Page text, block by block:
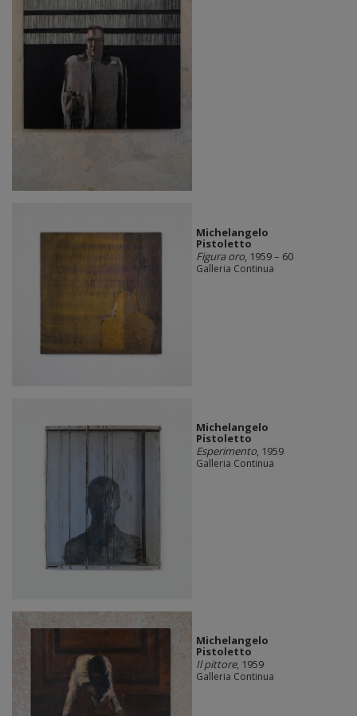
Michelangelo
Pistoletto
Figura oro, 1959 – 60
Galleria Continua
Michelangelo
Pistoletto
Esperimento, 1959
Galleria Continua
Michelangelo
Pistoletto
Il pittore, 1959
Galleria Continua